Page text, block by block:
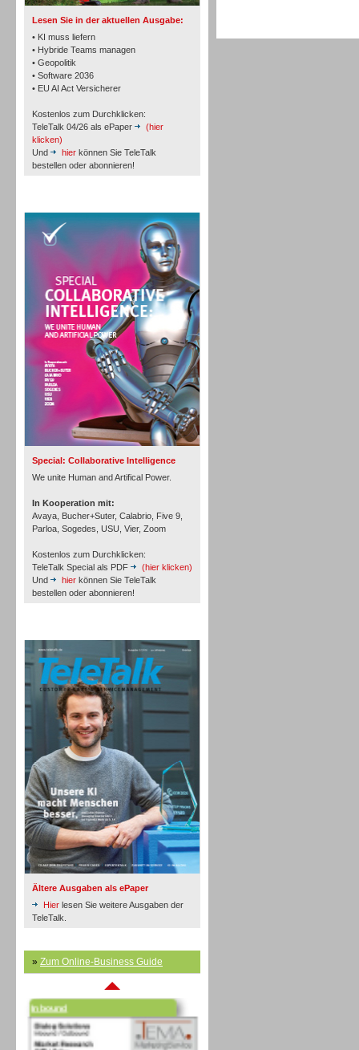
Lesen Sie in der aktuellen Ausgabe:
• KI muss liefern
• Hybride Teams managen
• Geopolitik
• Software 2036
• EU AI Act Versicherer
Kostenlos zum Durchklicken:
TeleTalk 04/26 als ePaper
(hier
klicken)
Und
hier können Sie TeleTalk
bestellen oder abonnieren!
Special: Collaborative Intelligence
We unite Human and Artifical Power.
In Kooperation mit:
Avaya, Bucher+Suter, Calabrio, Five 9,
Parloa, Sogedes, USU, Vier, Zoom
Kostenlos zum Durchklicken:
TeleTalk Special als PDF
(hier klicken)
Und
hier können Sie TeleTalk
bestellen oder abonnieren!
Ältere Ausgaben als ePaper
Hier lesen Sie weitere Ausgaben der
TeleTalk.
» Zum Online-Business Guide
Workforce-Management
Personal
Inbound
Inbound
Inbound
Inbound